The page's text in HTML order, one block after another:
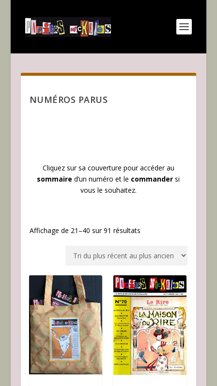
NUMÉROS PARUS
Cliquez sur sa couverture pour accéder au
sommaire d’un numéro et le commander si
vous le souhaitez.
Affichage de 21–40 sur 91 résultatsT
i
é
d
u
p
l
u
s
é
c
e